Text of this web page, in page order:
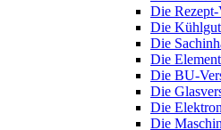
Die
Die
Die
Die
Die BU-
Die
Die
Die